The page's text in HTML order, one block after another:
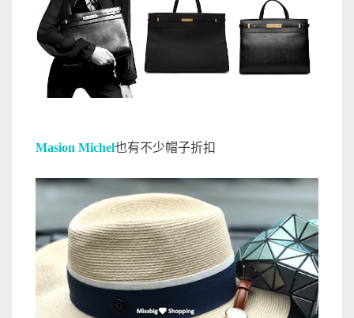
Masion Michel也有不少帽子折扣